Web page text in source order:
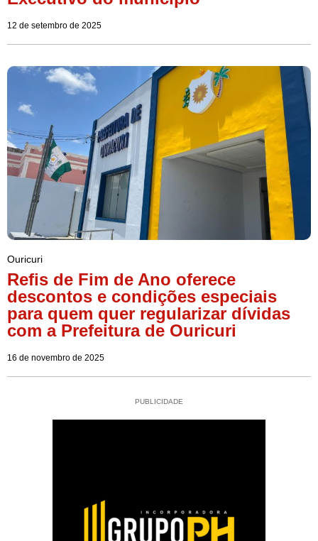
12 de setembro de 2025
Ouricuri
Refis de Fim de Ano oferece
descontos e condições especiais
para quem quer regularizar dívidas
com a Prefeitura de Ouricuri
16 de novembro de 2025
PUBLICIDADE